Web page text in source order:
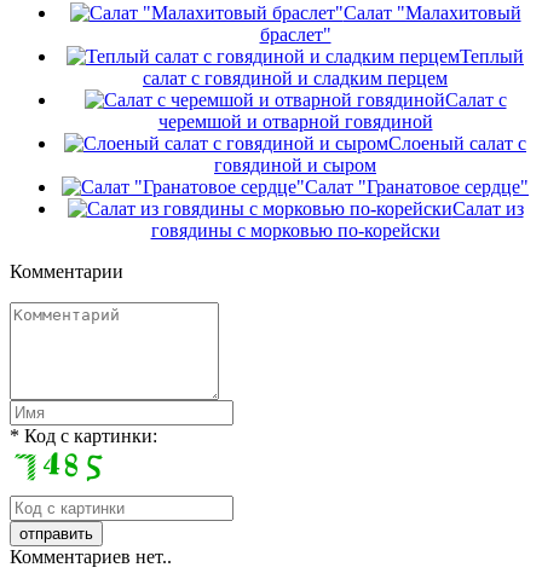
Салат "Малахитовый
браслет"
Теплый
салат с говядиной и сладким перцем
Салат с
черемшой и отварной говядиной
Слоеный салат с
говядиной и сыром
Салат "Гранатовое сердце"
Салат из
говядины с морковью по-корейски
Комментарии
* Код с картинки:
Комментариев нет..